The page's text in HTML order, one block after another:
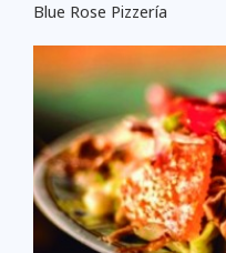
Blue Rose Pizzería